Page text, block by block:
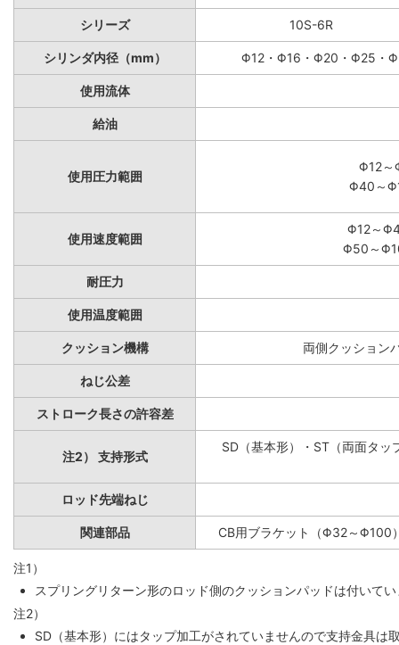
シリーズ 10S-6R
シリンダ内径（mm） Φ12・Φ16・Φ20・Φ25・
使用流体
給油
使用圧力範囲
Φ12～
Φ40～
使用速度範囲
Φ12～
Φ50～
耐圧力
使用温度範囲
クッション機構 両側クッション
ねじ公差
ストローク長さの許容差
注2） 支持形式
SD（基本形）・ST（両面タッ
ロッド先端ねじ
関連部品 CB用ブラケット（Φ32～Φ100
注1）
スプリングリターン形のロッド側のクッションパッドは付い
注2）
SD（基本形）にはタップ加工がされていませんので支持金具は